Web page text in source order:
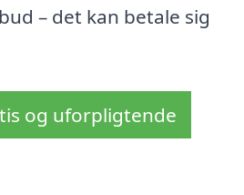
– det kan betale sig
og uforpligtende